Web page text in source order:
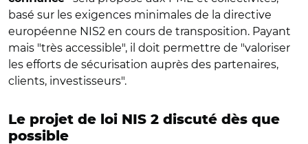
basé sur les exigences minimales de la directive
européenne NIS2 en cours de transposition. Payant
mais "très accessible", il doit permettre de "valoriser
les efforts de sécurisation auprès des partenaires,
clients, investisseurs".
Le projet de loi NIS 2 discuté dès que
possible